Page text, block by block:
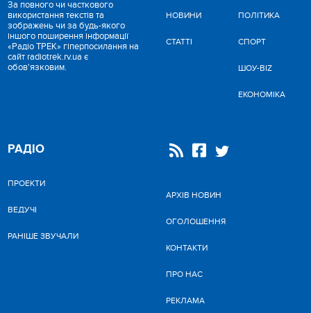
За повного чи часткового
використання текстів та
зображень чи за будь-якого
іншого поширення інформації
«Радіо ТРЕК» гіперпосилання на
сайт radiotrek.rv.ua є
обов'язковим.
НОВИНИ
СТАТТІ
ПОЛІТИКА
СПОРТ
ШОУ-BIZ
ЕКОНОМІКА
РАДІО
ПРОЕКТИ
ВЕДУЧІ
РАНІШЕ ЗВУЧАЛИ
АРХІВ НОВИН
ОГОЛОШЕННЯ
КОНТАКТИ
ПРО НАС
РЕКЛАМА